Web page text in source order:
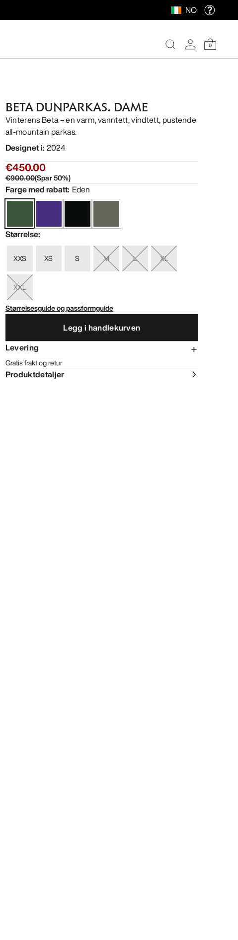
NO
0
BETA DUNPARKAS. DAME
Vinterens Beta – en varm, vanntett, vindtett, pustende
all-mountain parkas.
Designet i: 2024
€450.00
€900.00(Spar50%)
Farge med rabatt: Eden
Størrelse:
XXS XS S M L XL
XXL
Størrelsesguide og passformguide
Legg i handlekurven
Levering
Gratis frakt og retur
Produktdetaljer